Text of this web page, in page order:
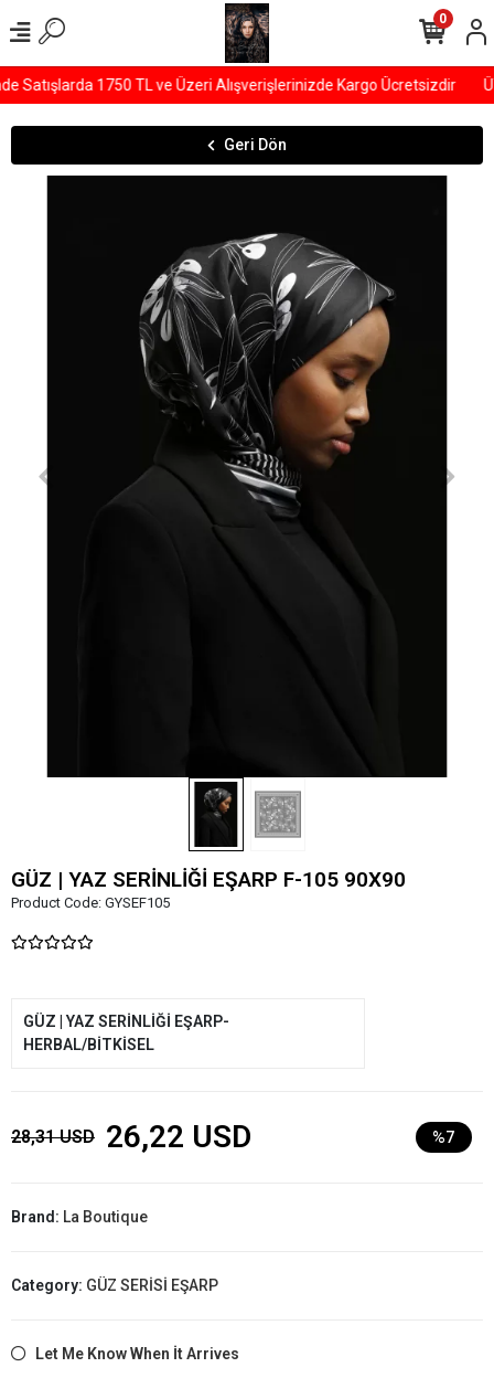
Satışlarda 1750 TL ve Üzeri Alışverişlerinizde Kargo Ücretsizdir
0
Geri Dön
GÜZ | YAZ SERİNLİĞİ EŞARP F-105 90X90
Product Code: GYSEF105
GÜZ | YAZ SERİNLİĞİ EŞARP-
HERBAL/BİTKİSEL
28,31 USD 26,22 USD %7
Brand: La Boutique
Category: GÜZ SERİSİ EŞARP
Let Me Know When İt Arrives